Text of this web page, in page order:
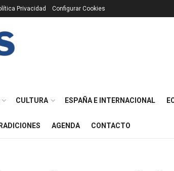
Privacidad Configurar Cookies
CULTURA ESPAÑA E INTERNACIONAL
AGENDA CONTACTO